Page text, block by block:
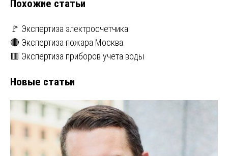
Похожие статьи
🚩 Экспертиза электросчетчика
🔴 Экспертиза пожара Москва
🟥 Экспертиза приборов учета воды
Новые статьи